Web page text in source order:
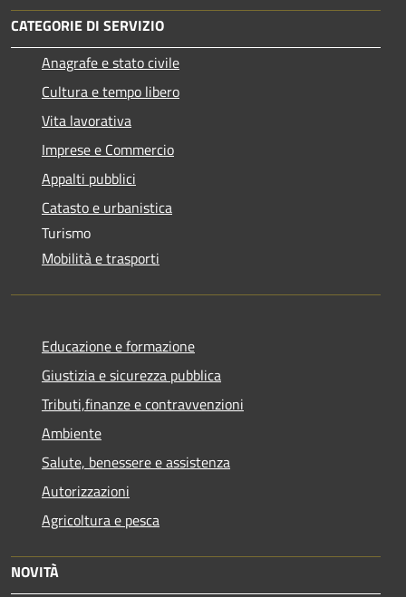
CATEGORIE DI SERVIZIO
Anagrafe e stato civile
Cultura e tempo libero
Vita lavorativa
Imprese e Commercio
Appalti pubblici
Catasto e urbanistica
Turismo
Mobilità e trasporti
Educazione e formazione
Giustizia e sicurezza pubblica
Tributi,finanze e contravvenzioni
Ambiente
Salute, benessere e assistenza
Autorizzazioni
Agricoltura e pesca
NOVITÀ